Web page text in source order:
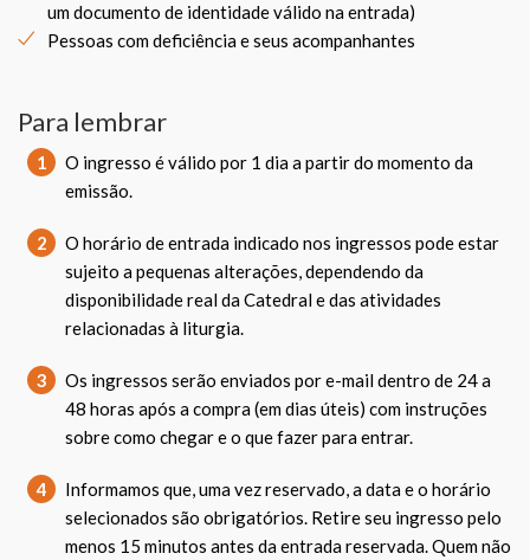
um documento de identidade válido na entrada)
Pessoas com deficiência e seus acompanhantes
Para lembrar
1
O ingresso é válido por 1 dia a partir do momento da
emissão.
2
O horário de entrada indicado nos ingressos pode estar
sujeito a pequenas alterações, dependendo da
disponibilidade real da Catedral e das atividades
relacionadas à liturgia.
3
Os ingressos serão enviados por e-mail dentro de 24 a
48 horas após a compra (em dias úteis) com instruções
sobre como chegar e o que fazer para entrar.
4
Informamos que, uma vez reservado, a data e o horário
selecionados são obrigatórios. Retire seu ingresso pelo
menos 15 minutos antes da entrada reservada. Quem não